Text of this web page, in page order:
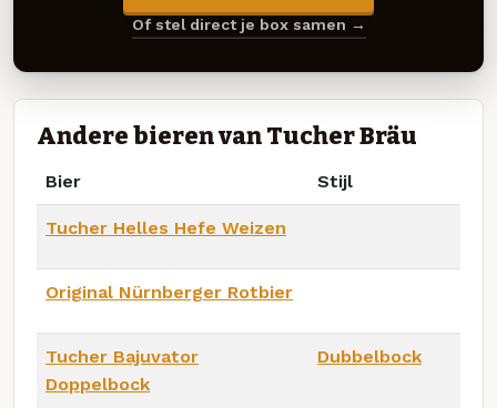
Of stel direct je box samen →
Andere bieren van Tucher Bräu
Bier Stijl
Tucher Helles Hefe Weizen
Original Nürnberger Rotbier
Tucher Bajuvator
Doppelbock
Dubbelbock